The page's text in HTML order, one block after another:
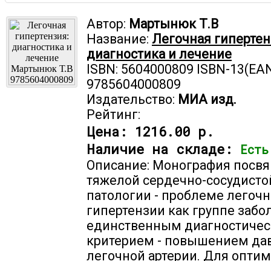
Автор: Мартынюк Т.В
Название: Легочная
диагностика и лечение
ISBN: 5604000809 ISBN-
9785604000809
Издательство: МИА изд.
Рейтинг:
Цена: 1216.00 р.
Наличие на складе:
Есть
Описание: Монография
тяжелой сердечно-
патологии - проблеме
гипертензии как группе
единственным
критерием - повышением
легочной артерии. Для